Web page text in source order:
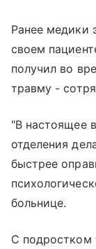
Ранее медики
своем
получил во
травму -
"В настоящее
отделения
быстрее
больнице.
С подростком